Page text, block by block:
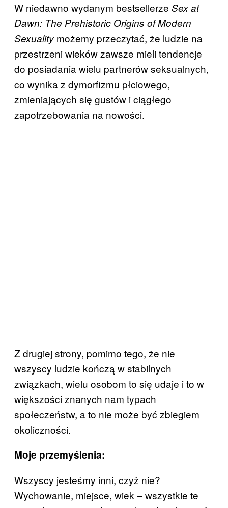
W niedawno wydanym bestsellerze Sex at
Dawn: The Prehistoric Origins of Modern
Sexuality możemy przeczytać, że ludzie na
przestrzeni wieków zawsze mieli tendencje
do posiadania wielu partnerów seksualnych,
co wynika z dymorfizmu płciowego,
zmieniających się gustów i ciągłego
zapotrzebowania na nowości.
Z drugiej strony, pomimo tego, że nie
wszyscy ludzie kończą w stabilnych
związkach, wielu osobom to się udaje i to w
większości znanych nam typach
społeczeństw, a to nie może być zbiegiem
okoliczności.
Moje przemyślenia:
Wszyscy jesteśmy inni, czyż nie?
Wychowanie, miejsce, wiek – wszystkie te